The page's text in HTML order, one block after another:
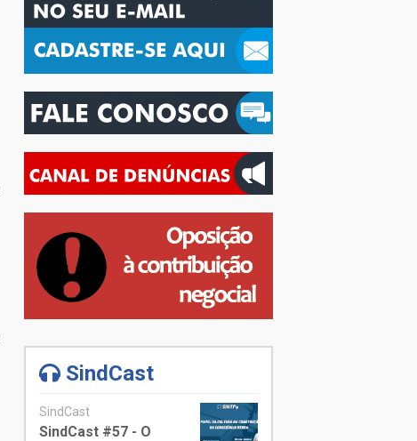
SindCast
SindCast
SindCast #57 - O